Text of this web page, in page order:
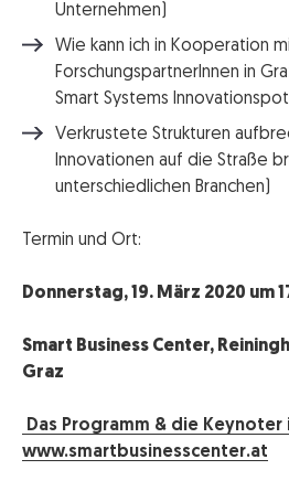
Unternehmen)
Wie kann ich in Kooperation
ForschungspartnerInnen in
Smart Systems
Verkrustete Strukturen
Innovationen auf die Straße
unterschiedlichen Branchen)
Termin und Ort:
Donnerstag, 19. März 2020 um
Smart Business Center,
Graz
Das Programm & die
www.smartbusinesscenter.at